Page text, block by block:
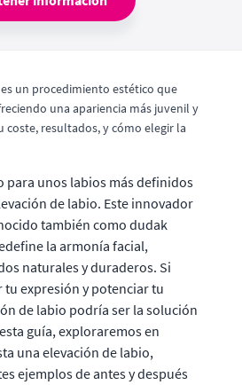
un procedimiento estético que
una apariencia más juvenil y
coste, resultados, y cómo elegir la
para unos labios más definidos
de labio. Este innovador
también como dudak
la armonía facial,
naturales y duraderos. Si
tu expresión y potenciar tu
de labio podría ser la solución
guía, exploraremos en
una elevación de labio,
ejemplos de antes y después